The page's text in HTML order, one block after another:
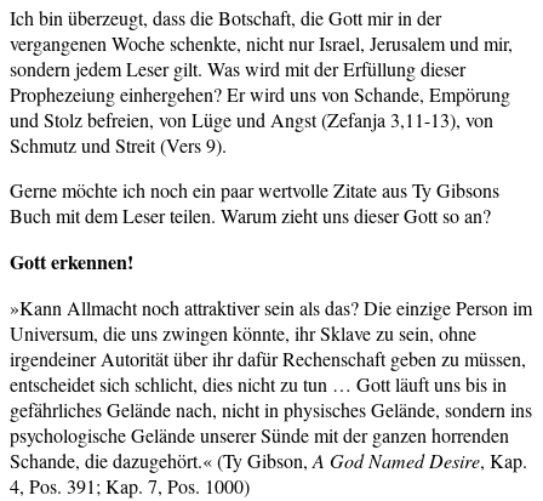
Ich bin überzeugt, dass die Botschaft, die Gott mir in der
vergangenen Woche schenkte, nicht nur Israel, Jerusalem und mir,
sondern jedem Leser gilt. Was wird mit der Erfüllung dieser
Prophezeiung einhergehen? Er wird uns von Schande, Empörung
und Stolz befreien, von Lüge und Angst (Zefanja 3,11-13), von
Schmutz und Streit (Vers 9).
Gerne möchte ich noch ein paar wertvolle Zitate aus Ty Gibsons
Buch mit dem Leser teilen. Warum zieht uns dieser Gott so an?
Gott erkennen!
»Kann Allmacht noch attraktiver sein als das? Die einzige Person im
Universum, die uns zwingen könnte, ihr Sklave zu sein, ohne
irgendeiner Autorität über ihr dafür Rechenschaft geben zu müssen,
entscheidet sich schlicht, dies nicht zu tun … Gott läuft uns bis in
gefährliches Gelände nach, nicht in physisches Gelände, sondern ins
psychologische Gelände unserer Sünde mit der ganzen horrenden
Schande, die dazugehört.« (Ty Gibson, A God Named Desire, Kap.
4, Pos. 391; Kap. 7, Pos. 1000)